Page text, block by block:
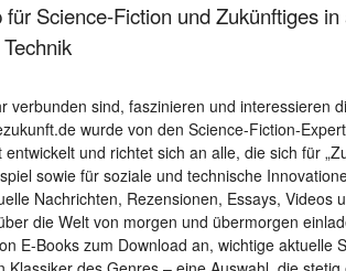
Science-Fiction und Zukünftiges in
verbunden sind, faszinieren und interessieren
wurde von den Science-Fiction-
und richtet sich an alle, die sich für
sowie für soziale und technische
Nachrichten, Rezensionen, Essays, Videos
die Welt von morgen und übermorgen
E-Books zum Download an, wichtige aktuelle